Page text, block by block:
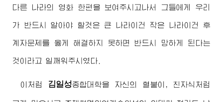
다른 나라의 영화 한편을 보여주시고나서 그들에게 우리
가 반드시 알아야 할것은 큰 나라이건 작은 나라이건 후
계자문제를 옳게 해결하지 못하면 반드시 망하게 된다는
것이라고 일깨워주시였다.
이처럼 김일성종합대학을 자신의 혈붙이, 친자식처럼